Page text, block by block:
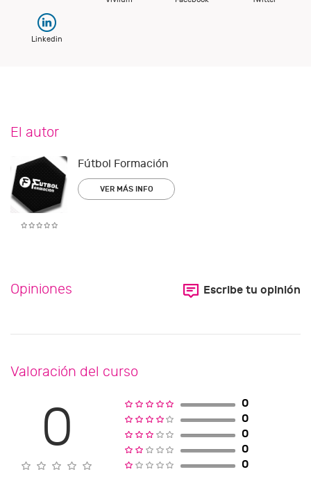
Linkedin
El autor
Fútbol Formación
VER MÁS INFO
Opiniones Escribe tu opinión
Valoración del curso
0
0
0
0
0
0